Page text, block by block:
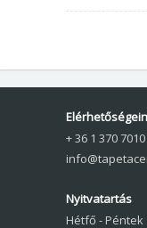
+ 36 1 370 7010
Nyitvatartás
Hétfő - Péntek